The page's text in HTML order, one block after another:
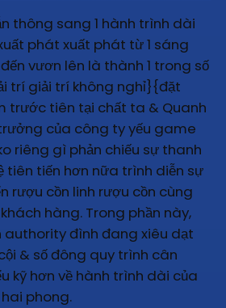
thông sang 1 hành trình dài
phát xuất phát từ 1 sáng
vươn lên là thành 1 trong số
trí giải trí không nghỉ}{đặt
trước tiên tại chất ta & Quanh
của công ty yếu game
riêng gì phản chiếu sự thanh
tiên tiến hơn nữa trình diễn sự
rượu cồn linh rượu cồn cùng
hàng. Trong phần này,
đình đang xiêu dạt
& số đông quy trình cân
kỹ hơn về hành trình dài của
phong.